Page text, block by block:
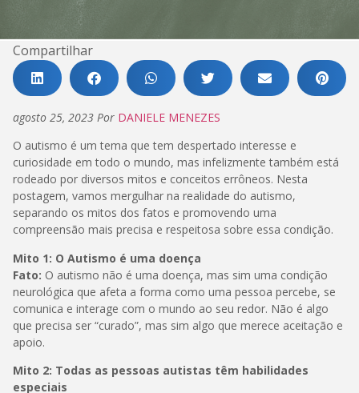
Compartilhar
agosto 25, 2023 Por DANIELE MENEZES
O autismo é um tema que tem despertado interesse e
curiosidade em todo o mundo, mas infelizmente também está
rodeado por diversos mitos e conceitos errôneos. Nesta
postagem, vamos mergulhar na realidade do autismo,
separando os mitos dos fatos e promovendo uma
compreensão mais precisa e respeitosa sobre essa condição.
Mito 1: O Autismo é uma doença
Fato: O autismo não é uma doença, mas sim uma condição
neurológica que afeta a forma como uma pessoa percebe, se
comunica e interage com o mundo ao seu redor. Não é algo
que precisa ser “curado”, mas sim algo que merece aceitação e
apoio.
Mito 2: Todas as pessoas autistas têm habilidades
especiais